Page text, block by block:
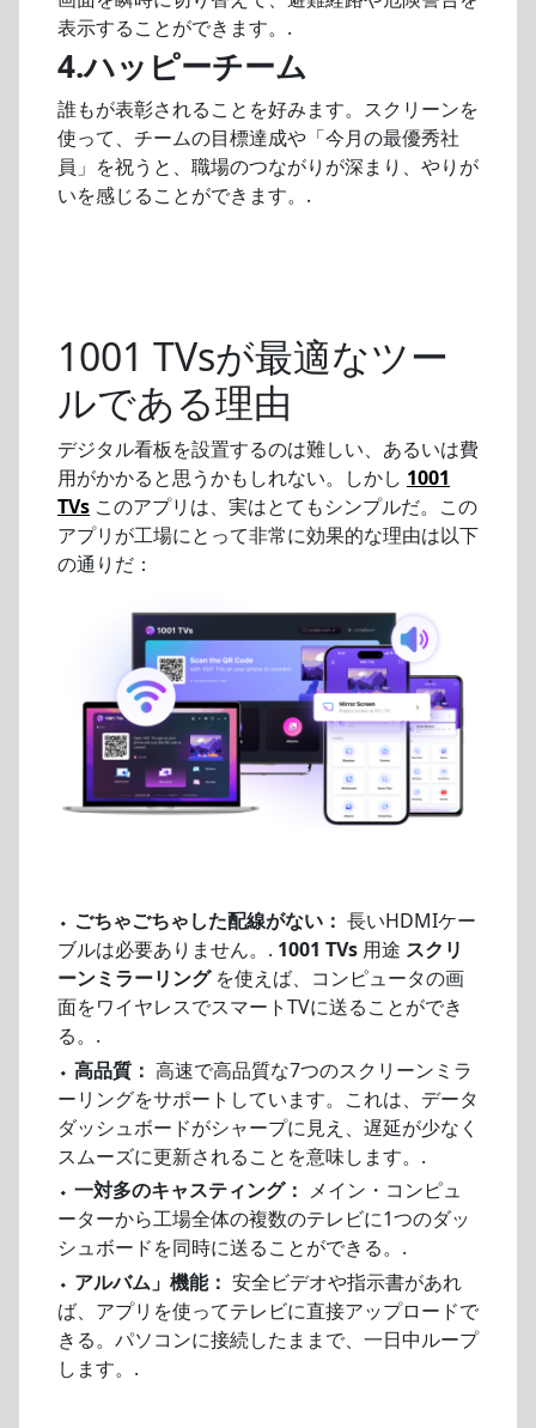
表示することができます。.
4.ハッピーチーム
誰もが表彰されることを好みます。スクリーンを
使って、チームの目標達成や「今月の最優秀社
員」を祝うと、職場のつながりが深まり、やりが
いを感じることができます。.
1001 TVsが最適なツー
ルである理由
デジタル看板を設置するのは難しい、あるいは費
用がかかると思うかもしれない。しかし 1001
TVs このアプリは、実はとてもシンプルだ。この
アプリが工場にとって非常に効果的な理由は以下
の通りだ：
⬩ ごちゃごちゃした配線がない： 長いHDMIケー
ブルは必要ありません。. 1001 TVs 用途 スクリ
ーンミラーリングを使えば、コンピュータの画
面をワイヤレスでスマートTVに送ることができ
る。.
⬩ 高品質： 高速で高品質な7つのスクリーンミラ
ーリングをサポートしています。これは、データ
ダッシュボードがシャープに見え、遅延が少なく
スムーズに更新されることを意味します。.
⬩ 一対多のキャスティング： メイン・コンピュ
ーターから工場全体の複数のテレビに1つのダッ
シュボードを同時に送ることができる。.
⬩ アルバム」機能： 安全ビデオや指示書があれ
ば、アプリを使ってテレビに直接アップロードで
きる。パソコンに接続したままで、一日中ループ
します。.